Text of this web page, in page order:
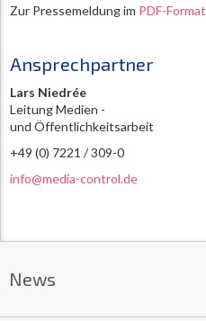
Zur Pressemeldung im PDF-Format
Ansprechpartner
Lars Niedrée
Leitung Medien -
und Öffentlichkeitsarbeit
+49 (0) 7221 / 309-0
info@media-control.de
News